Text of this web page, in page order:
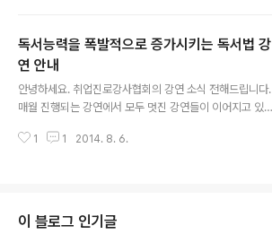
는 사실을 뒤늦게 알고 고개를 끄덕거렸다. 그리고 조금은
아쉬웠다. 베스트셀러가 아닌 책을 찾아냈더라면 더 기뻤
을 텐데 하는 아쉬움이 남는다. 순전히 베스트셀러를 배아
파하는 이름없는 작가의 지극히 개인적인 감정이다. 그게
인간이고, 그게 나다. 이 책은 아들러 심리학을 일본의 철학
자 기시미 이치로와 베스트셀러 제조 작가라고 불리는 고
독서능력을 폭발적으로 증가시키는 독서법 강
연 안내
안녕하세요. 취업진로강사협회의 강연 소식 전해드립니다.
매월 진행되는 강연에서 모두 멋진 강연들이 이어지고 있
는 생각이 많이 듭니다. 그 중에서 이번 9월 강연은 독서법
락 회장님이 강연을 해주실 겁니다. 백 대표는 독서법 강연
을 10여년 가까이 지속해오며 '패턴리딩'이란 독서법을 창
1 1 2014. 8. 6.
이 블로그 인기글